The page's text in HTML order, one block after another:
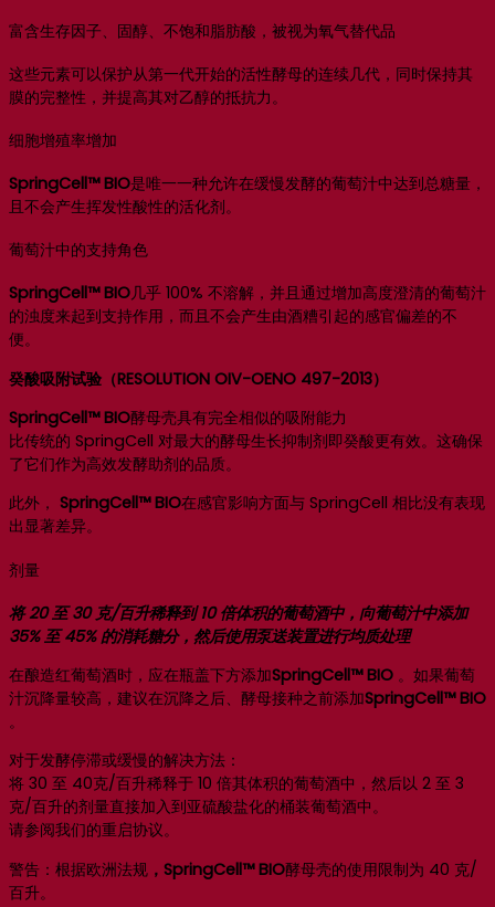
富含生存因子、固醇、不饱和脂肪酸，被视为氧气替代品
这些元素可以保护从第一代开始的活性酵母的连续几代，同时保持其
膜的完整性，并提高其对乙醇的抵抗力。
细胞增殖率增加
SpringCell™ BIO是唯一一种允许在缓慢发酵的葡萄汁中达到总糖量，
且不会产生挥发性酸性的活化剂。
葡萄汁中的支持角色
SpringCell™ BIO几乎 100% 不溶解，并且通过增加高度澄清的葡萄汁
的浊度来起到支持作用，而且不会产生由酒糟引起的感官偏差的不
便。
癸酸吸附试验（RESOLUTION OIV-OENO 497-2013）
SpringCell™ BIO酵母壳具有完全相似的吸附能力
比传统的 SpringCell 对最大的酵母生长抑制剂即癸酸更有效。这确保
了它们作为高效发酵助剂的品质。
此外， SpringCell™ BIO在感官影响方面与 SpringCell 相比没有表现
出显著差异。
剂量
将 20 至 30 克/百升稀释到 10 倍体积的葡萄酒中，向葡萄汁中添加
35% 至 45% 的消耗糖分，然后使用泵送装置进行均质处理
在酿造红葡萄酒时，应在瓶盖下方添加SpringCell™ BIO 。如果葡萄
汁沉降量较高，建议在沉降之后、酵母接种之前添加SpringCell™ BIO
。
对于发酵停滞或缓慢的解决方法：
将 30 至 40克/百升稀释于 10 倍其体积的葡萄酒中，然后以 2 至 3
克/百升的剂量直接加入到亚硫酸盐化的桶装葡萄酒中。
请参阅我们的重启协议。
警告：根据欧洲法规 ，SpringCell™ BIO酵母壳的使用限制为 40 克/
百升。